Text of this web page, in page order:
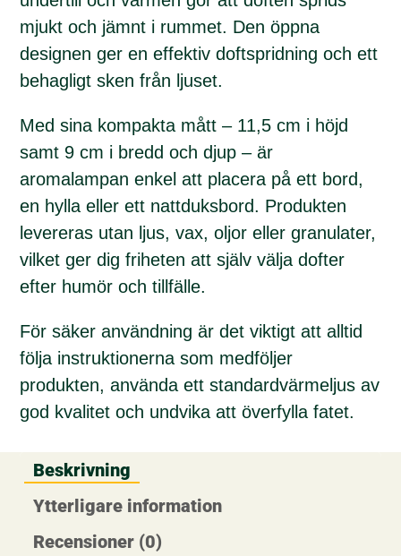
mjukt och jämnt i rummet. Den öppna
designen ger en effektiv doftspridning och ett
behagligt sken från ljuset.
Med sina kompakta mått – 11,5 cm i höjd
samt 9 cm i bredd och djup – är
aromalampan enkel att placera på ett bord,
en hylla eller ett nattduksbord. Produkten
levereras utan ljus, vax, oljor eller granulater,
vilket ger dig friheten att själv välja dofter
efter humör och tillfälle.
För säker användning är det viktigt att alltid
följa instruktionerna som medföljer
produkten, använda ett standardvärmeljus av
god kvalitet och undvika att överfylla fatet.
Beskrivning
Ytterligare information
Recensioner (0)